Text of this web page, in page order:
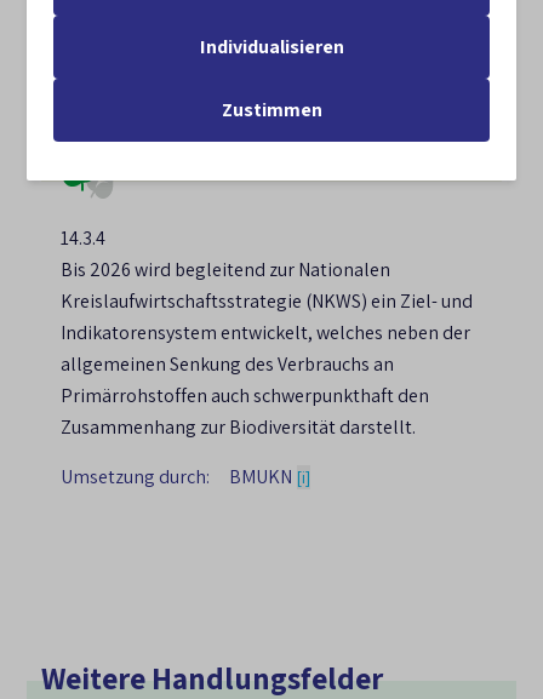
Individualisieren
Zustimmen
Biodiversität gezielt berücksichtigt.
14.3.4
Bis 2026 wird begleitend zur Nationalen
Kreislaufwirtschaftsstrategie (NKWS) ein Ziel- und
Indikatorensystem entwickelt, welches neben der
allgemeinen Senkung des Verbrauchs an
Primärrohstoffen auch schwerpunkthaft den
Zusammenhang zur Biodiversität darstellt.
Umsetzung durch:
BMUKN [i]
Weitere Handlungsfelder